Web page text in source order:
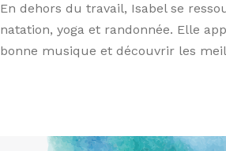
En dehors du travail, Isabel se
natation, yoga et randonnée. Elle
bonne musique et découvrir les